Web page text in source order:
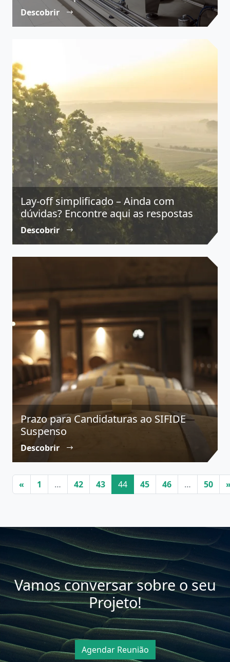
Descobrir
Lay-off simplificado – Ainda com
dúvidas? Encontre aqui as respostas
Descobrir
Prazo para Candidaturas ao SIFIDE
Suspenso
Descobrir
Navegação de artigos
« 1 … 42 43 44 45 46 … 50
Vamos conversar sobre o seu
Projeto!
Agendar Reunião